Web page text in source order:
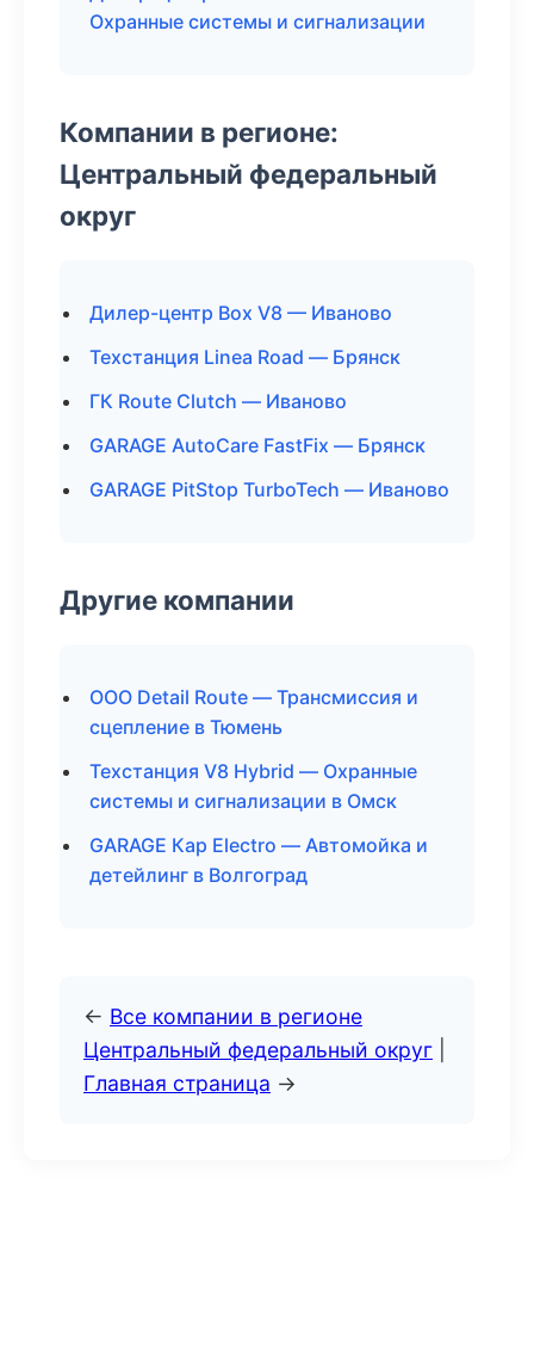
Охранные системы и сигнализации
Компании в регионе:
Центральный федеральный
округ
Дилер-центр Box V8 — Иваново
Техстанция Linea Road — Брянск
ГК Route Clutch — Иваново
GARAGE AutoCare FastFix — Брянск
GARAGE PitStop TurboTech — Иваново
Другие компании
ООО Detail Route — Трансмиссия и
сцепление в Тюмень
Техстанция V8 Hybrid — Охранные
системы и сигнализации в Омск
GARAGE Кар Electro — Автомойка и
детейлинг в Волгоград
← Все компании в регионе
Центральный федеральный округ
Главная страница →